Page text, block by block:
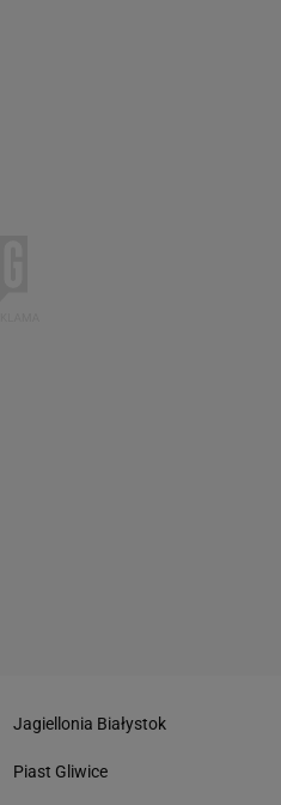
Jagiellonia Białystok
Piast Gliwice